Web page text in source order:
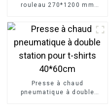
rouleau 270*1200 mm
textile
Presse à chaud
pneumatique à double